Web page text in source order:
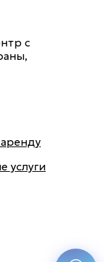
с
аренду
услуги